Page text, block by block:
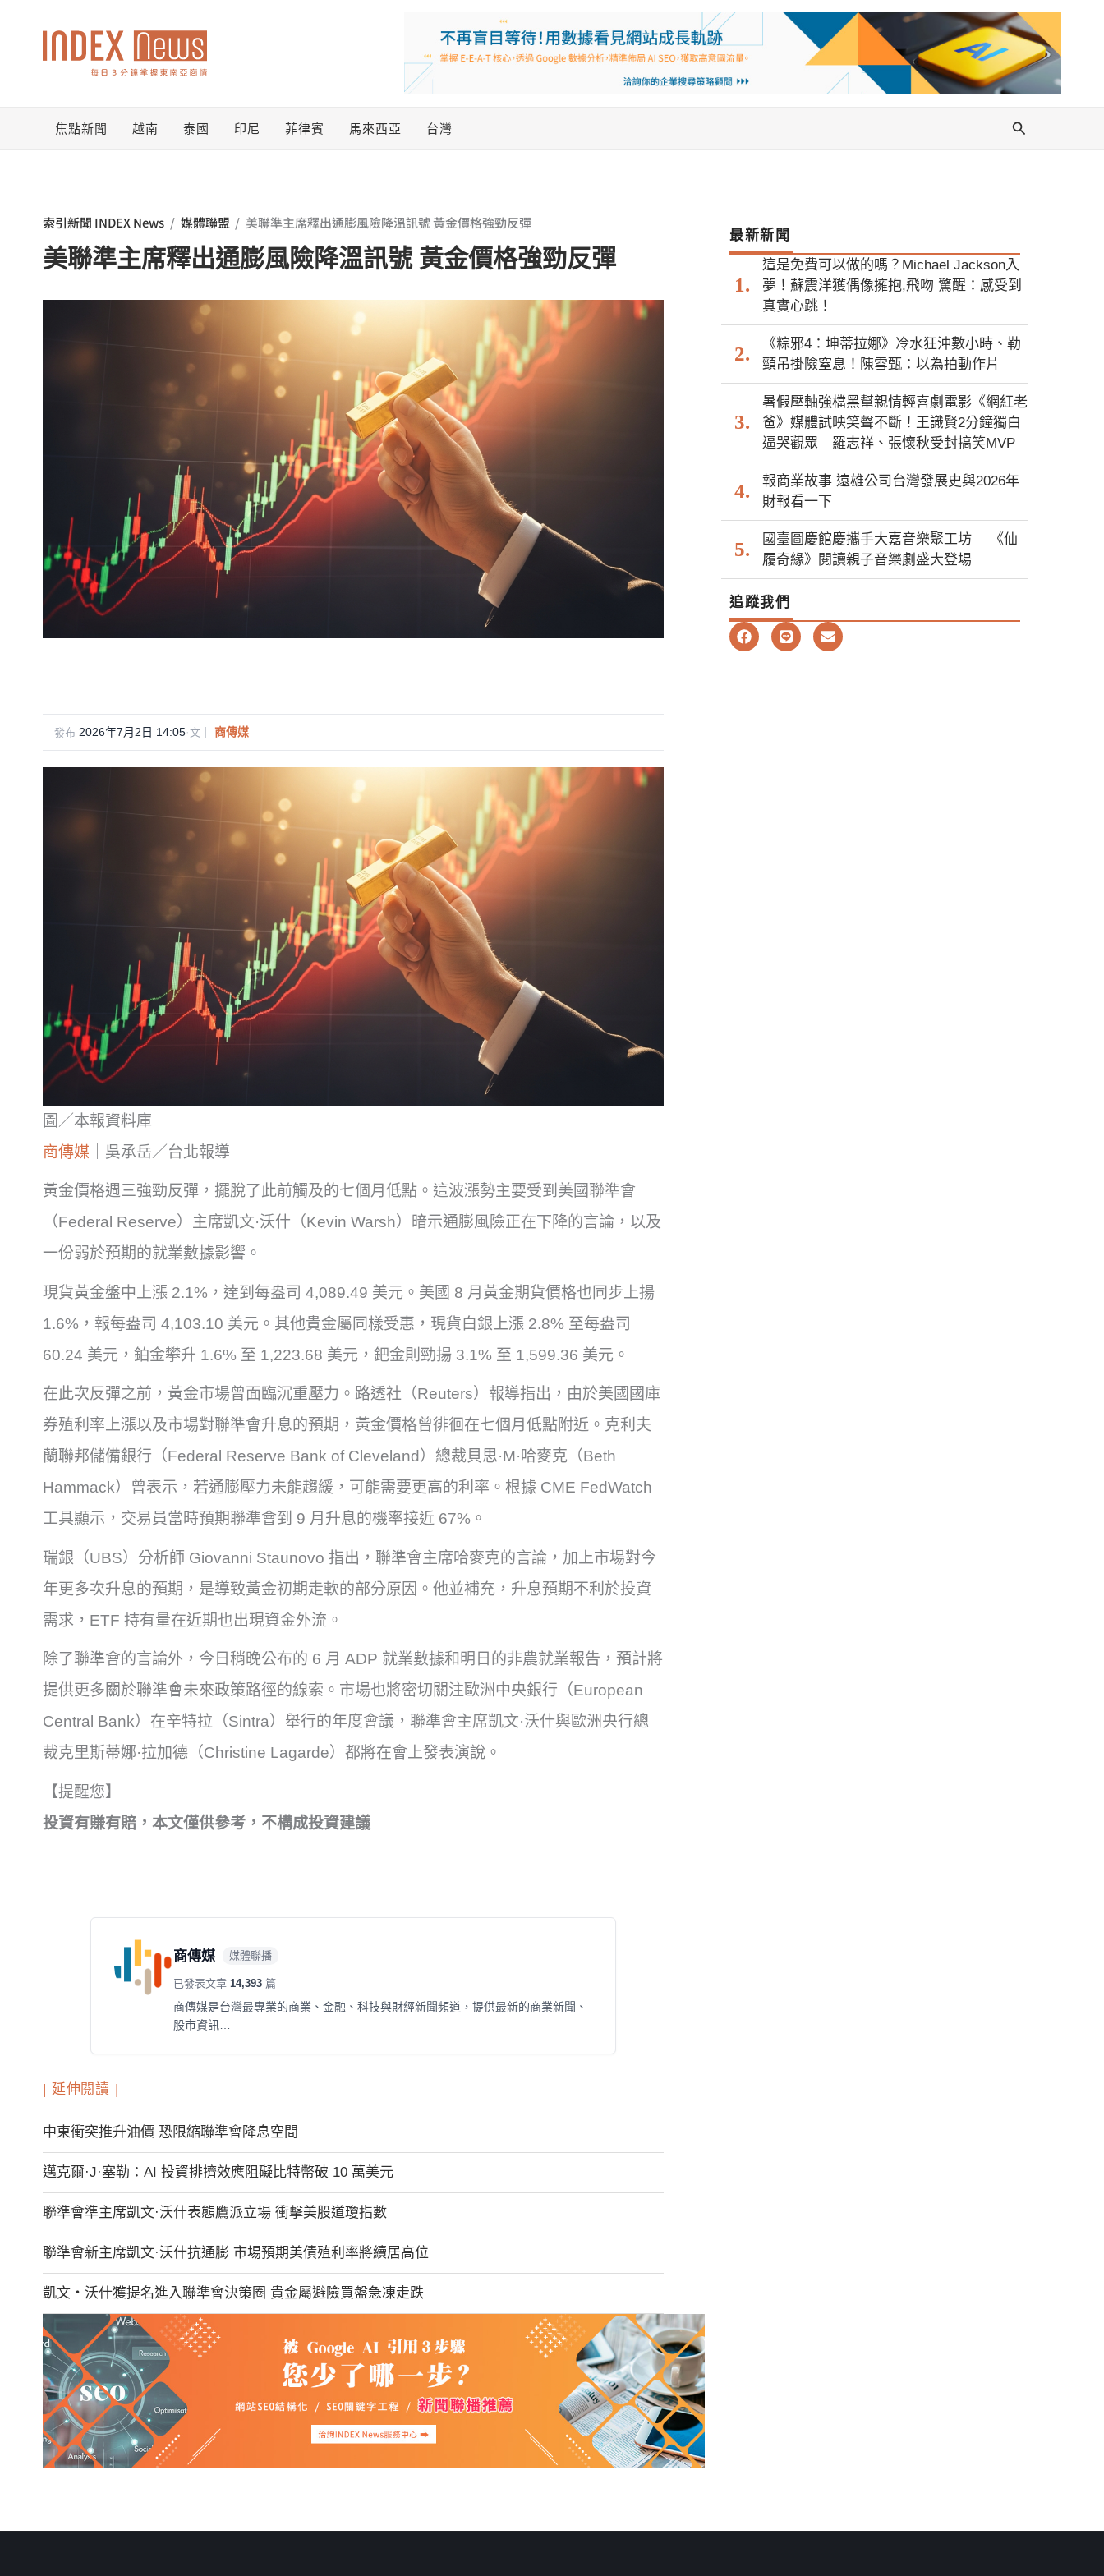
焦點新聞 越南 泰國 印尼 菲律賓 馬來西亞 台灣
搜
索引新聞 INDEX News / 媒體聯盟 / 美聯準主席釋出通膨風險降溫訊號 黃金價格強勁反彈
美聯準主席釋出通膨風險降溫訊號 黃金價格強勁反彈
發布 2026年7月2日 14:05·文｜ 商傳媒
圖／本報資料庫
商傳媒 ｜吳承岳／台北報導
黃金價格週三強勁反彈，擺脫了此前觸及的七個月低點。這波漲勢主要受到美國聯準會
（Federal Reserve）主席凱文·沃什（Kevin Warsh）暗示通膨風險正在下降的言論，以及
一份弱於預期的就業數據影響。
現貨黃金盤中上漲 2.1%，達到每盎司 4,089.49 美元。美國 8 月黃金期貨價格也同步上揚
1.6%，報每盎司 4,103.10 美元。其他貴金屬同樣受惠，現貨白銀上漲 2.8% 至每盎司
60.24 美元，鉑金攀升 1.6% 至 1,223.68 美元，鈀金則勁揚 3.1% 至 1,599.36 美元。
在此次反彈之前，黃金市場曾面臨沉重壓力。路透社（Reuters）報導指出，由於美國國庫
券殖利率上漲以及市場對聯準會升息的預期，黃金價格曾徘徊在七個月低點附近。克利夫
蘭聯邦儲備銀行（Federal Reserve Bank of Cleveland）總裁貝思·M·哈麥克（Beth
Hammack）曾表示，若通膨壓力未能趨緩，可能需要更高的利率。根據 CME FedWatch
工具顯示，交易員當時預期聯準會到 9 月升息的機率接近 67%。
瑞銀（UBS）分析師 Giovanni Staunovo 指出，聯準會主席哈麥克的言論，加上市場對今
年更多次升息的預期，是導致黃金初期走軟的部分原因。他並補充，升息預期不利於投資
需求，ETF 持有量在近期也出現資金外流。
除了聯準會的言論外，今日稍晚公布的 6 月 ADP 就業數據和明日的非農就業報告，預計將
提供更多關於聯準會未來政策路徑的線索。市場也將密切關注歐洲中央銀行（European
Central Bank）在辛特拉（Sintra）舉行的年度會議，聯準會主席凱文·沃什與歐洲央行總
裁克里斯蒂娜·拉加德（Christine Lagarde）都將在會上發表演說。
【提醒您】
投資有賺有賠，本文僅供參考，不構成投資建議
商傳媒 媒體聯播
已發表文章 14,393 篇
商傳媒是台灣最專業的商業、金融、科技與財經新聞頻道，提供最新的商業新聞、
股市資訊…
| 延伸閱讀 |
中東衝突推升油價 恐限縮聯準會降息空間
邁克爾·J·塞勒：AI 投資排擠效應阻礙比特幣破 10 萬美元
聯準會準主席凱文·沃什表態鷹派立場 衝擊美股道瓊指數
聯準會新主席凱文·沃什抗通膨 市場預期美債殖利率將續居高位
凱文・沃什獲提名進入聯準會決策圈 貴金屬避險買盤急凍走跌
最新新聞
這是免費可以做的嗎？Michael Jackson入
夢！蘇震洋獲偶像擁抱,飛吻 驚醒：感受到
真實心跳！
《粽邪4：坤蒂拉娜》冷水狂沖數小時、勒
頸吊掛險窒息！陳雪甄：以為拍動作片
暑假壓軸強檔黑幫親情輕喜劇電影《網紅老
爸》媒體試映笑聲不斷！王識賢2分鐘獨白
逼哭觀眾 羅志祥、張懷秋受封搞笑MVP
報商業故事 遠雄公司台灣發展史與2026年
財報看一下
國臺圖慶館慶攜手大嘉音樂聚工坊 《仙
履奇緣》閱讀親子音樂劇盛大登場
追蹤我們
F
a
L
i
E
n